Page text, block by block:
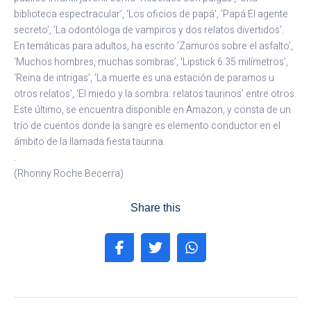
biblioteca espectracular’, ‘Los oficios de papá’, ‘Papá El agente
secreto’, ‘La odontóloga de vampiros y dos relatos divertidos’.
En temáticas para adultos, ha escrito ‘Zamuros sobre el asfalto’,
‘Muchos hombres, muchas sombras’, ‘Lipstick 6.35 milímetros’,
‘Reina de intrigas’, ‘La muerte es una estación de paramos u
otros relatos’, ‘El miedo y la sombra: relatos taurinos’ entre otros.
Este último, se encuentra disponible en Amazon, y consta de un
trío de cuentos donde la sangre es elemento conductor en el
ámbito de la llamada fiesta taurina.
.
(Rhonny Roche Becerra)
Share this